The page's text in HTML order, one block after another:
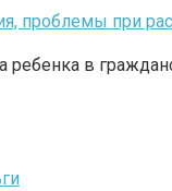
проблемы при
ребенка в